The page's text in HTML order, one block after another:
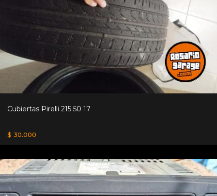
Cubiertas Pirelli 215 50 17
$ 30.000